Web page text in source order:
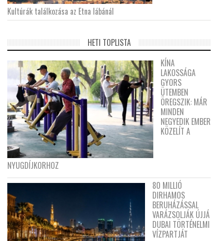
Kultúrák találkozása az Etna lábánál
HETI TOPLISTA
KÍNA
LAKOSSÁGA
GYORS
ÜTEMBEN
ÖREGSZIK: MÁR
MINDEN
NEGYEDIK EMBER
KÖZELÍT A
NYUGDÍJKORHOZ
80 MILLIÓ
DIRHAMOS
BERUHÁZÁSSAL
VARÁZSOLJÁK ÚJJÁ
DUBAI TÖRTÉNELMI
VÍZPARTJÁT